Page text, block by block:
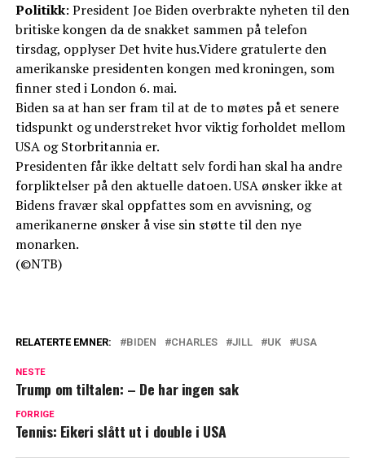
Politikk: President Joe Biden overbrakte nyheten til den
britiske kongen da de snakket sammen på telefon
tirsdag, opplyser Det hvite hus.Videre gratulerte den
amerikanske presidenten kongen med kroningen, som
finner sted i London 6. mai.
Biden sa at han ser fram til at de to møtes på et senere
tidspunkt og understreket hvor viktig forholdet mellom
USA og Storbritannia er.
Presidenten får ikke deltatt selv fordi han skal ha andre
forpliktelser på den aktuelle datoen. USA ønsker ikke at
Bidens fravær skal oppfattes som en avvisning, og
amerikanerne ønsker å vise sin støtte til den nye
monarken.
(©NTB)
RELATERTE EMNER: BIDEN CHARLES JILL UK USA
NESTE
Trump om tiltalen: – De har ingen sak
FORRIGE
Tennis: Eikeri slått ut i double i USA